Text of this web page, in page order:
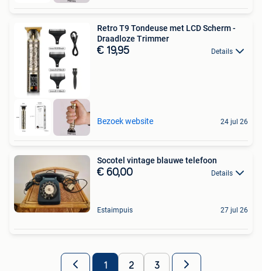
Retro T9 Tondeuse met LCD Scherm -
Draadloze Trimmer
€ 19,95 Details
Bezoek website 24 jul 26
Socotel vintage blauwe telefoon
€ 60,00 Details
Estaimpuis 27 jul 26
1 2 3